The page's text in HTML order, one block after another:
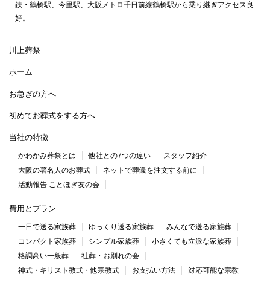
鉄・鶴橋駅、今里駅、大阪メトロ千日前線鶴橋駅から乗り継ぎアクセス良
好。
川上葬祭
ホーム
お急ぎの方へ
初めてお葬式をする方へ
当社の特徴
かわかみ葬祭とは 他社との7つの違い
スタッフ紹介
大阪の著名人のお葬式
ネットで葬儀を注文する前に
活動報告 ことほぎ友の会
費用とプラン
一日で送る家族葬 ゆっくり送る家族葬
みんなで送る家族葬
コンパクト家族葬
シンプル家族葬
小さくても立派な家族葬
格調高い一般葬
社葬・お別れの会
神式・キリスト教式・他宗教式
お支払い方法 対応可能な宗教